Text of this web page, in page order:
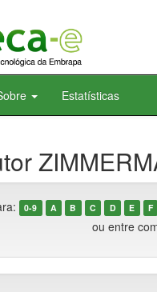
Estatísticas
0-9 A B C D E F
ou entre